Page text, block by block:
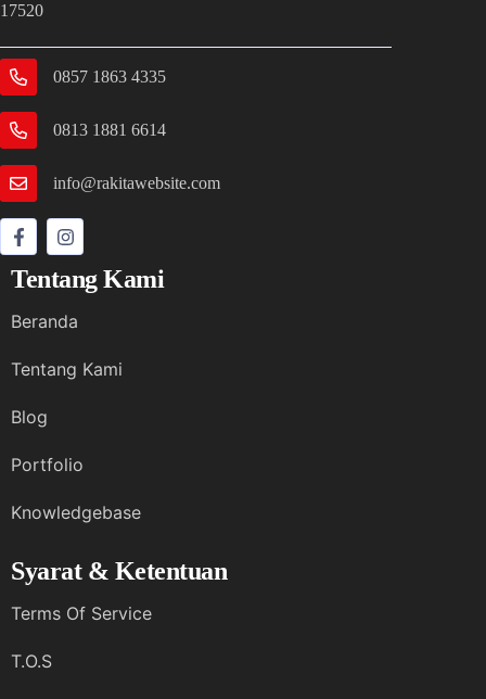
17520
0857 1863 4335
0813 1881 6614
info@rakitawebsite.com
Tentang Kami
Beranda
Tentang Kami
Blog
Portfolio
Knowledgebase
Syarat & Ketentuan
Terms Of Service
T.O.S